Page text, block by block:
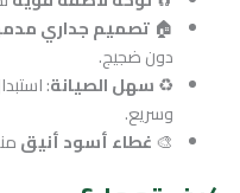
🏠 تصميم جداري
دون ضجيج.
♻️سهل الصيانة:
وسريع.
🎨 غطاء أسود أنيق